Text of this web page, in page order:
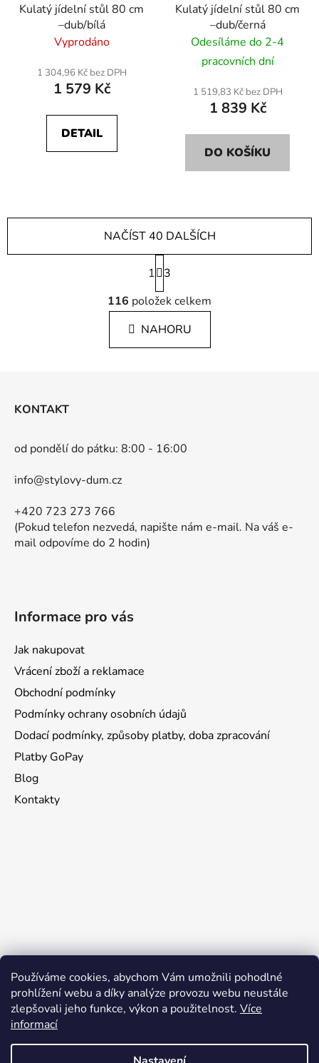
Používáme cookies, abychom Vám umožnili pohodlné
prohlížení webu a díky analýze provozu webu neustále
zlepšovali jeho funkce, výkon a použitelnost. Více
informací
Kulatý jídelní stůl 80 cm
–dub/bílá
Vyprodáno
1 304,96 Kč bez DPH
1 579 Kč
DETAIL
Kulatý jídelní stůl 80 cm
–dub/černá
Odesíláme do 2-4
pracovních dní
1 519,83 Kč bez DPH
1 839 Kč
DO KOŠÍKU
O
v
l
á
d
v
p
NAČÍST 40 DALŠÍCH
S
t
r
á
n
k
1
3
116 položek celkem
NAHORU
KONTAKT
od pondělí do pátku: 8:00 - 16:00
info@stylovy-dum.cz
+420 723 273 766
(Pokud telefon nezvedá, napište nám e-mail. Na váš e-
mail odpovíme do 2 hodin)
Informace pro vás
Jak nakupovat
Vrácení zboží a reklamace
Obchodní podmínky
Podmínky ochrany osobních údajů
Dodací podmínky, způsoby platby, doba zpracování
Platby GoPay
Blog
Kontakty